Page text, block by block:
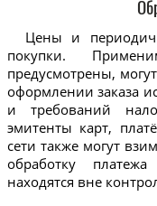
Цены и
покупки.
предусмотрены,
оформлении заказа
и требований
эмитенты карт,
сети также могут
обработку
находятся вне